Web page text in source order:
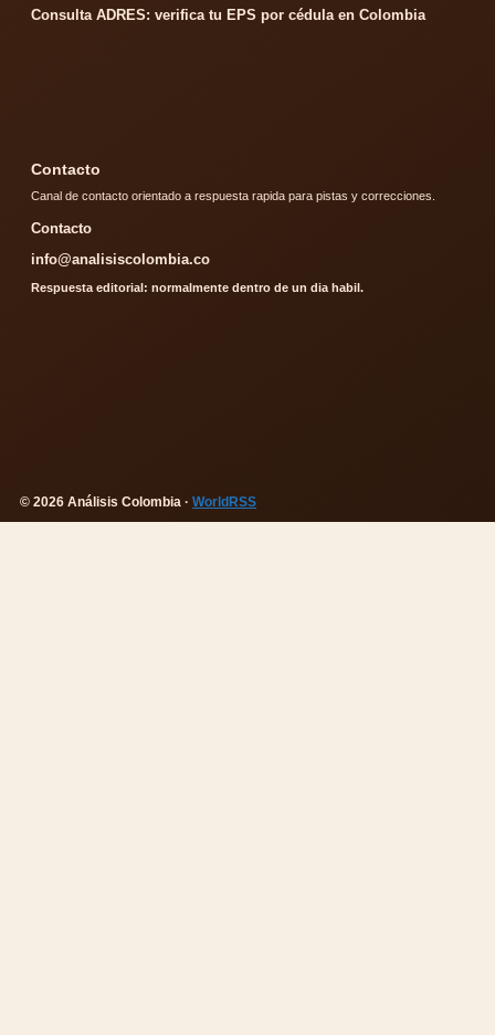
Consulta ADRES: verifica tu EPS por cédula en Colombia
Contacto
Canal de contacto orientado a respuesta rapida para pistas y correcciones.
Contacto
info@analisiscolombia.co
Respuesta editorial: normalmente dentro de un dia habil.
© 2026 Análisis Colombia · WorldRSS